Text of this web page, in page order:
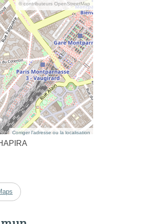
© contributeurs OpenStreetMap
Corriger l’adresse ou la localisation